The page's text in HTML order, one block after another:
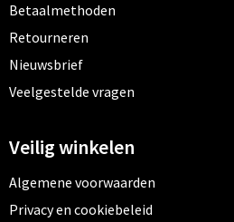
Betaalmethoden
Retourneren
Nieuwsbrief
Veelgestelde vragen
Veilig winkelen
Algemene voorwaarden
Privacy en cookiebeleid